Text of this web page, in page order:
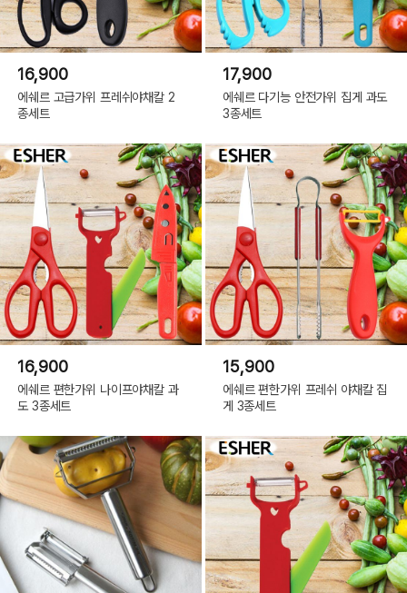
16,900
에쉐르 고급가위 프레쉬야채칼 2
종세트
17,900
에쉐르 다기능 안전가위 집게 과도
3종세트
16,900
에쉐르 편한가위 나이프야채칼 과
도 3종세트
15,900
에쉐르 편한가위 프레쉬 야채칼 집
게 3종세트